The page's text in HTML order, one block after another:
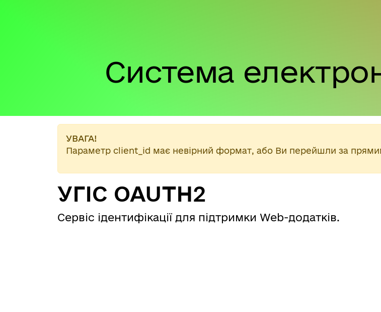
Система
УВАГА!
Параметр client_id має невірний формат, або Ви перейшли за
УГІС OAUTH2
Сервіс ідентифікації для підтримки Web-додатків.